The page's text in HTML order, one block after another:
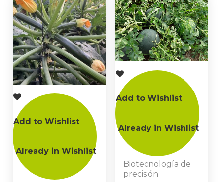
Add to Wishlist
Already in Wishlist
Add to Wishlist
Already in Wishlist
Biotecnología de
precisión